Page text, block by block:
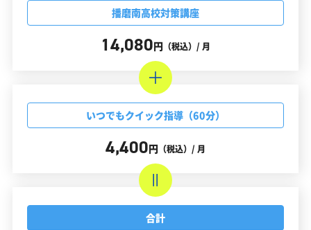
播磨南高校対策講座
14,080円 （税込）/ 月
いつでもクイック指導（60分）
4,400円 （税込）/ 月
合計